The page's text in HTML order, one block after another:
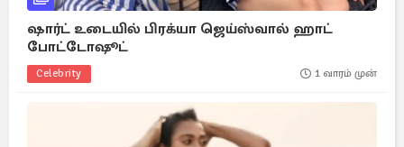
ஷார்ட் உடையில் பிரக்யா ஜெய்ஸ்வால் ஹாட்
போட்டோஷூட்
Celebrity 1 வாரம் முன்